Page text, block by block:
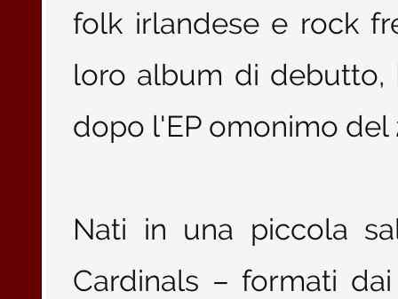
folk irlandese e rock
loro album di debutto,
dopo l'EP omonimo del
Nati in una piccola
Cardinals – formati